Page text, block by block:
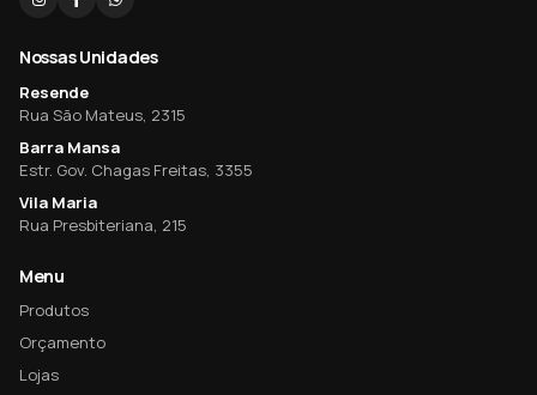
Nossas Unidades
Resende
Rua São Mateus, 2315
Barra Mansa
Estr. Gov. Chagas Freitas, 3355
Vila Maria
Rua Presbiteriana, 215
Menu
Produtos
Orçamento
Lojas